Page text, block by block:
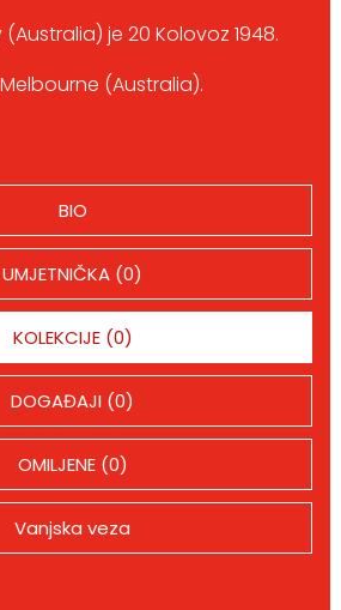
je 20 Kolovoz 1948.
(Australia).
BIO
UMJETNIČKA (0)
KOLEKCIJE (0)
DOGAĐAJI (0)
OMILJENE (0)
Vanjska veza